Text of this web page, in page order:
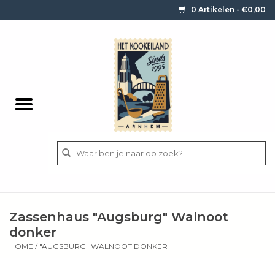
0 Artikelen - €0,00
Bestek
Zassenhaus "Augsburg" Walnoot
donker
HOME / "AUGSBURG" WALNOOT DONKER